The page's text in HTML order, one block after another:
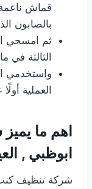
قماش
بالصابون
ثم امسحي
الثالثة في
واستخدمي
العملية
اهم ما
ابوظبي ,
شركة تنظيف